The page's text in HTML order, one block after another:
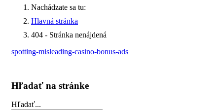
Nachádzate sa tu:
Hlavná stránka
404 - Stránka nenájdená
spotting-misleading-casino-bonus-ads
Hľadať na stránke
Hľadať...